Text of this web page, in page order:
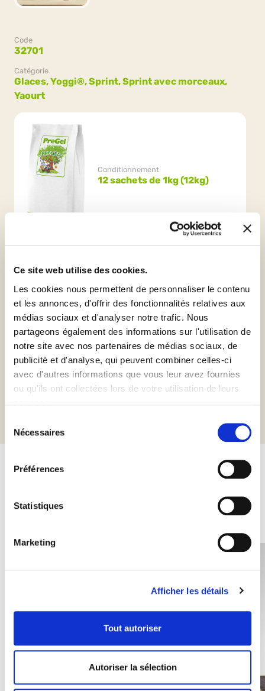
Ce site web utilise des cookies.
Les cookies nous permettent de personnaliser le contenu
et les annonces, d'offrir des fonctionnalités relatives aux
médias sociaux et d'analyser notre trafic. Nous
partageons également des informations sur l'utilisation de
notre site avec nos partenaires de médias sociaux, de
publicité et d'analyse, qui peuvent combiner celles-ci
avec d'autres informations que vous leur avez fournies
ou qu'ils ont collectées lors de votre utilisation de leurs
Nécessaires
Préférences
Statistiques
Marketing
Afficher les détails
Tout autoriser
Autoriser la sélection
Code
32701
Catégorie
Glaces,Yoggi®,Sprint,Sprint avec morceaux,
Yaourt
Conditionnement
12 sachets de 1kg (12kg)
Sans gluten
Sans huile de
palme
Kosher
Chalavi
Informations complémentaires
Autres produits susceptibles de
vous intéresser